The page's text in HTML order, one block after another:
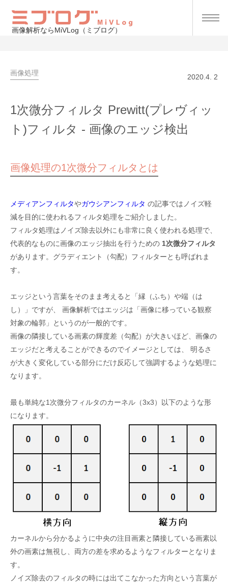
画像解析ならMiVLog（ミブログ）
画像処理 2020.4. 2
1次微分フィルタ Prewitt(プレヴィッ
ト)フィルタ - 画像のエッジ検出
画像処理の1次微分フィルタとは
メディアンフィルタやガウシアンフィルタ の記事ではノイズ軽
減を目的に使われるフィルタ処理をご紹介しました。
フィルタ処理はノイズ除去以外にも非常に良く使われる処理で、
代表的なものに画像のエッジ抽出を行うための 1次微分フィルタ
があります。グラディエント（勾配）フィルターとも呼ばれま
す。
エッジという言葉をそのまま考えると「縁（ふち）や端（は
し）」ですが、 画像解析ではエッジは「画像に移っている観察
対象の輪郭」というのが一般的です。
画像の隣接している画素の輝度差（勾配）が大きいほど、画像の
エッジだと考えることができるのでイメージとしては、 明るさ
が大きく変化している部分にだけ反応して強調するような処理に
なります。
最も単純な1次微分フィルタのカーネル（3x3）以下のような形
になります。
カーネルから分かるように中央の注目画素と隣接している画素以
外の画素は無視し、両方の差を求めるようなフィルターとなりま
す。
ノイズ除去のフィルタの時には出てこなかった方向という言葉が